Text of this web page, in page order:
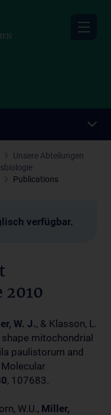
Unsere Abteilungen
Publications
verfügbar.
W. J., & Klasson, L.
mitochondrial
paulistorum and
, 107683.
W.U., Miller,